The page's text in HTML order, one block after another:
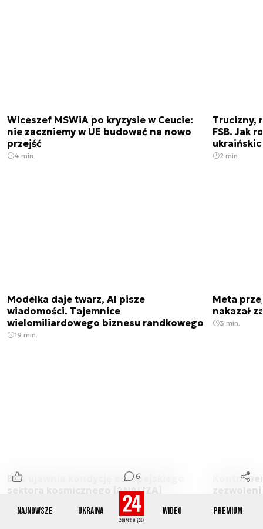
Najnowsze Ukraina Wideo Premium
6
Wiceszef MSWiA po kryzysie w Ceucie:
nie zaczniemy w UE budować na nowo
przejść
4 min.
Trucizny,
FSB. Jak
2 min.
Modelka daje twarz, AI pisze
wiadomości. Tajemnice
wielomiliardowego biznesu randkowego
19 min.
Meta
nakazał
3 min.
ESA ujawnia kondycję europejskiego
sektora kosmicznego [ANALIZA]